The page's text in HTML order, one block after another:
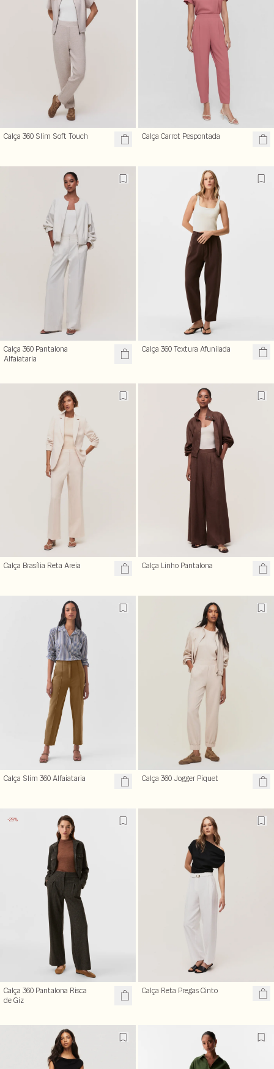
Calça 360 Slim Soft Touch Calça Carrot Pespontada
Calça 360 Pantalona
Alfaiataria
Calça 360 Textura Afunilada
Calça Brasília Reta Areia Calça Linho Pantalona
Calça Slim 360 Alfaiataria Calça 360 Jogger Piquet
-29%
Calça 360 Pantalona Risca
de Giz
Calça Reta Pregas Cinto